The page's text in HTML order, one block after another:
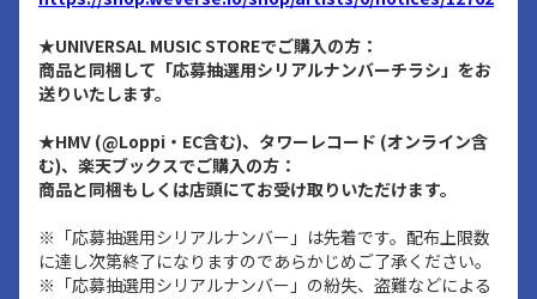
★UNIVERSAL MUSIC STOREでご購入の方：
商品と同梱して「応募抽選用シリアルナンバーチラシ」をお
送りいたします。
★HMV (@Loppi・EC含む)、タワーレコード (オンライン含
む)、楽天ブックスでご購入の方：
商品と同梱もしくは店頭にてお受け取りいただけます。
※「応募抽選用シリアルナンバー」は先着です。配布上限数
に達し次第終了になりますのであらかじめご了承ください。
※「応募抽選用シリアルナンバー」の紛失、盗難などによる